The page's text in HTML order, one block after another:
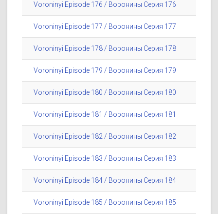
Voroninyi Episode 176 / Воронины Серия 176
Voroninyi Episode 177 / Воронины Серия 177
Voroninyi Episode 178 / Воронины Серия 178
Voroninyi Episode 179 / Воронины Серия 179
Voroninyi Episode 180 / Воронины Серия 180
Voroninyi Episode 181 / Воронины Серия 181
Voroninyi Episode 182 / Воронины Серия 182
Voroninyi Episode 183 / Воронины Серия 183
Voroninyi Episode 184 / Воронины Серия 184
Voroninyi Episode 185 / Воронины Серия 185